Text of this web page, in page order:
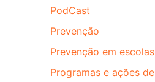
PodCast
Prevenção
Prevenção em escolas
Programas e ações de